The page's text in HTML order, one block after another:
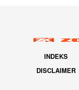
INDEKS
DISCLAIMER